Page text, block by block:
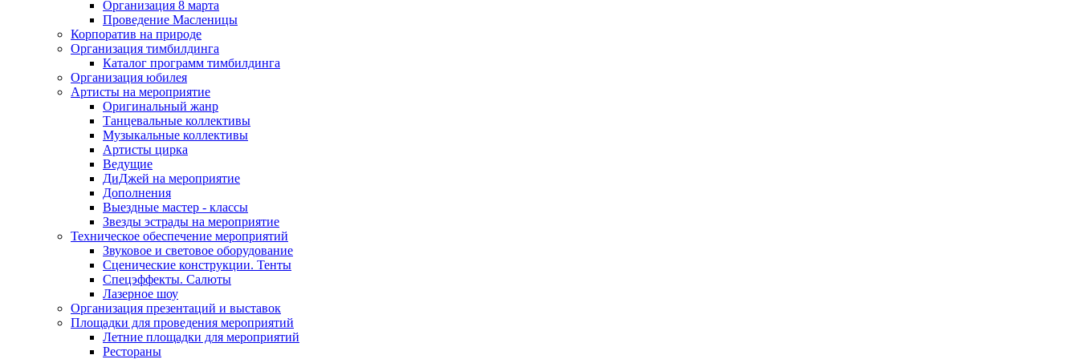
Организация 8 марта
Проведение Масленицы
Корпоратив на природе
Организация тимбилдинга
Каталог программ тимбилдинга
Организация юбилея
Артисты на мероприятие
Оригинальный жанр
Танцевальные коллективы
Музыкальные коллективы
Артисты цирка
Ведущие
ДиДжей на мероприятие
Дополнения
Выездные мастер - классы
Звезды эстрады на мероприятие
Техническое обеспечение мероприятий
Звуковое и световое оборудование
Сценические конструкции. Тенты
Спецэффекты. Салюты
Лазерное шоу
Организация презентаций и выставок
Площадки для проведения мероприятий
Летние площадки для мероприятий
Рестораны